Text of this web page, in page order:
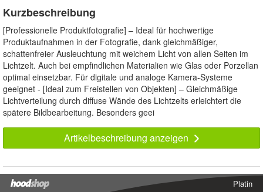
Kurzbeschreibung
[Professionelle Produktfotografie] – Ideal für hochwertige
Produktaufnahmen in der Fotografie, dank gleichmäßiger,
schattenfreier Ausleuchtung mit weichem Licht von allen Seiten im
Lichtzelt. Auch bei empfindlichen Materialien wie Glas oder Porzellan
optimal einsetzbar. Für digitale und analoge Kamera-Systeme
geeignet - [Ideal zum Freistellen von Objekten] – Gleichmäßige
Lichtverteilung durch diffuse Wände des Lichtzelts erleichtert die
spätere Bildbearbeitung. Besonders geei
Artikelbeschreibung anzeigen
Platin